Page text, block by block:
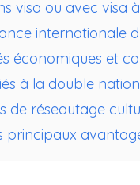
visa ou avec visa
internationale
économiques et
à la double
de réseautage
principaux